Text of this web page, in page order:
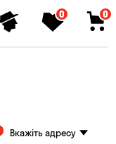
0 0
Вкажіть адресу